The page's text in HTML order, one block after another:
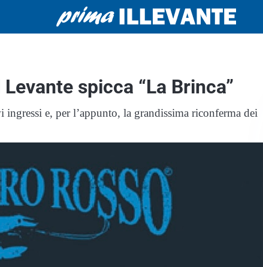
spicca “La Brinca”
e, per l’appunto, la grandissima riconferma dei